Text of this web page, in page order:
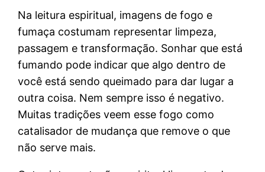
Na leitura espiritual, imagens de fogo e
fumaça costumam representar limpeza,
passagem e transformação. Sonhar que está
fumando pode indicar que algo dentro de
você está sendo queimado para dar lugar a
outra coisa. Nem sempre isso é negativo.
Muitas tradições veem esse fogo como
catalisador de mudança que remove o que
não serve mais.